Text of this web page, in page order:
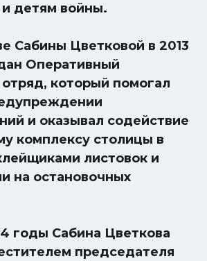
детям войны.
Сабины Цветковой в 2013
Оперативный
который помогал
и оказывал содействие
комплексу столицы в
листовок и
на остановочных
годы Сабина Цветкова
председателя